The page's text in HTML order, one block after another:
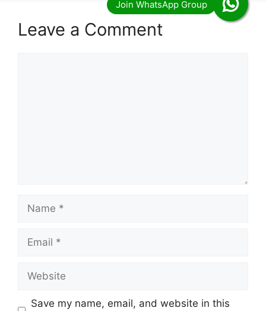
Leave a Comment
Save my name, email, and website in this